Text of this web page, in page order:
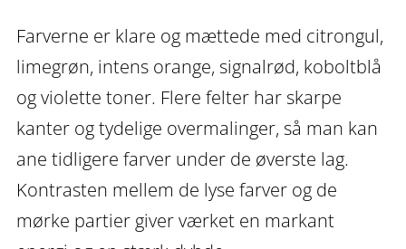
Farverne er klare og mættede med citrongul,
limegrøn, intens orange, signalrød, koboltblå
og violette toner. Flere felter har skarpe
kanter og tydelige overmalinger, så man kan
ane tidligere farver under de øverste lag.
Kontrasten mellem de lyse farver og de
mørke partier giver værket en markant